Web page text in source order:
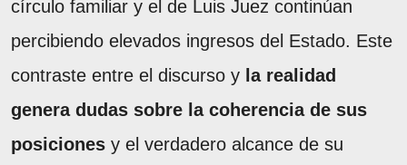
círculo familiar y el de Luis Juez continúan
percibiendo elevados ingresos del Estado. Este
contraste entre el discurso y la realidad
genera dudas sobre la coherencia de sus
posiciones y el verdadero alcance de su